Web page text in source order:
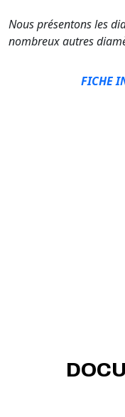
Nous présentons les
nombreux autres
FICHE